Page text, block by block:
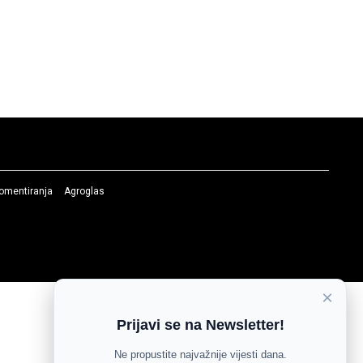
Agroglas
×
Prijavi se na Newsletter!
Ne propustite najvažnije vijesti dana.